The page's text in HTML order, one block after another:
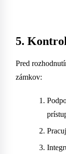
5.
Pred
zámkov: